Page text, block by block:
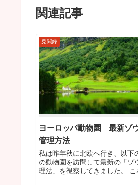
関連記事
見聞録
ヨーロッパ動物園 最新ゾ
管理方法
私は昨年秋に北欧へ行き、以下
の動物園を訪問して最新の「ゾ
理法」を視察してきました。 これらの